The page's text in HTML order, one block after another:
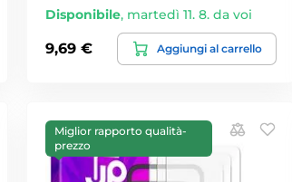
Disponibile, martedì 11. 8. da voi
9,69 € Aggiungi al carrello
Miglior rapporto qualità-
prezzo